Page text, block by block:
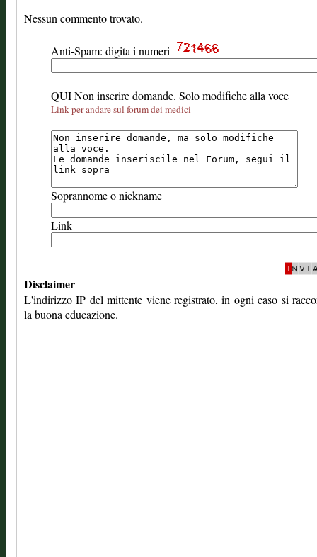
Nessun commento trovato.
Anti-Spam: digita i numeri
QUI Non inserire domande. Solo modifiche alla voce
Link per andare sul forum dei medici
Soprannome o nickname
Link
Disclaimer
L'indirizzo IP del mittente viene registrato, in ogni caso si
la buona educazione.